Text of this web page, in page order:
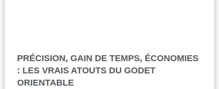
PRÉCISION, GAIN DE TEMPS, ÉCONOMIES
: LES VRAIS ATOUTS DU GODET
ORIENTABLE